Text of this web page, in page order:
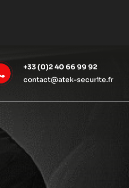
+33 (0)2 40 66 99 92
contact@atek-securite.fr